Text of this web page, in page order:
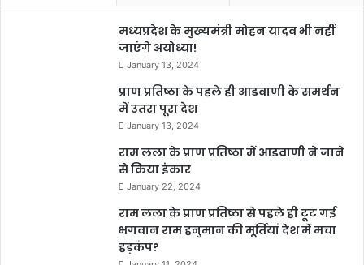
मध्यप्रदेश के मुख्यमंत्री मोहन यादव भी नहीं
जाएंगे अयोध्या!
January 13, 2024
प्राण प्रतिष्ठा के पहले ही आडवाणी के समर्थन
में उतरा पूरा देश
January 13, 2024
राम लला के प्राण प्रतिष्ठा में आडवाणी ने जाने
से किया इंकार
January 22, 2024
राम लला के प्राण प्रतिष्ठा से पहले ही टूट गई
भगवान राम हनुमान की मूर्तियां देश में मचा
हड़कंप?